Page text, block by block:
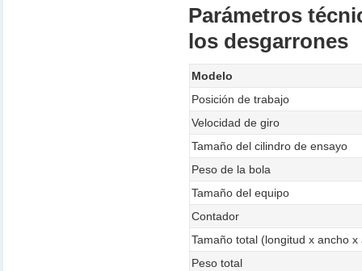
Parámetros
los desgarrones
Modelo
Posición de trabajo
Velocidad de giro
Tamaño del cilindro de ensayo
Peso de la bola
Tamaño del equipo
Contador
Tamaño total (longitud x ancho x
Peso total